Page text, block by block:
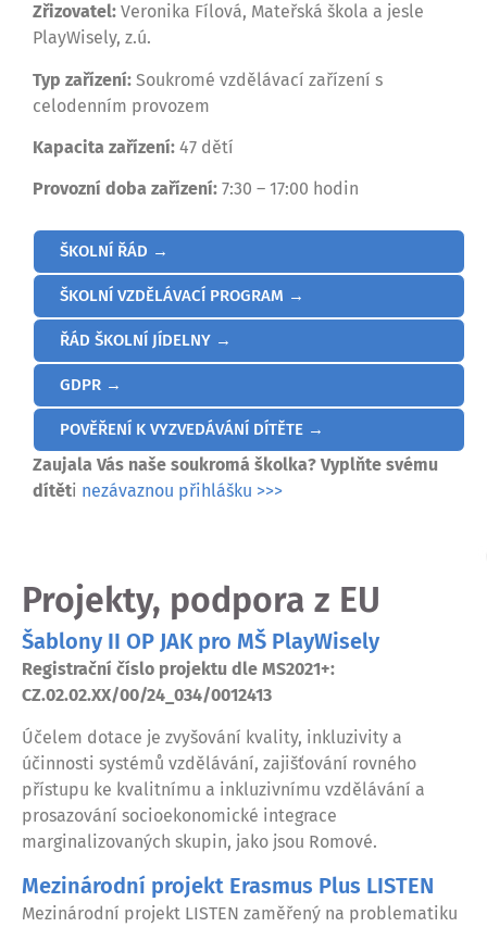
Zřizovatel: Veronika Fílová, Mateřská škola a jesle
PlayWisely, z.ú.
Typ zařízení: Soukromé vzdělávací zařízení s
celodenním provozem
Kapacita zařízení: 47 dětí
Provozní doba zařízení: 7:30 – 17:00 hodin
ŠKOLNÍ ŘÁD →
ŠKOLNÍ VZDĚLÁVACÍ PROGRAM →
ŘÁD ŠKOLNÍ JÍDELNY →
GDPR →
POVĚŘENÍ K VYZVEDÁVÁNÍ DÍTĚTE →
Zaujala Vás naše soukromá školka? Vyplňte svému
dítěti nezávaznou přihlášku >>>
Projekty, podpora z EU
Šablony II OP JAK pro MŠ PlayWisely
Registrační číslo projektu dle MS2021+:
CZ.02.02.XX/00/24_034/0012413
Účelem dotace je zvyšování kvality, inkluzivity a
účinnosti systémů vzdělávání, zajišťování rovného
přístupu ke kvalitnímu a inkluzivnímu vzdělávání a
prosazování socioekonomické integrace
marginalizovaných skupin, jako jsou Romové.
Mezinárodní projekt Erasmus Plus LISTEN
Mezinárodní projekt LISTEN zaměřený na problematiku